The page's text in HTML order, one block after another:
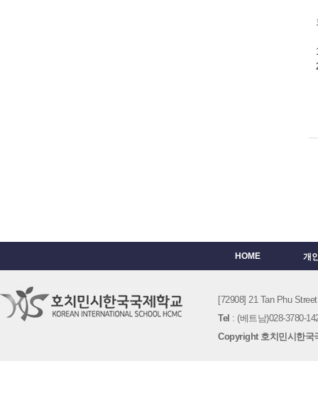
HOME 개
[72908] 21 Tan Phu
Tel : (베트남)028-3780-
Copyright 호치민시한국